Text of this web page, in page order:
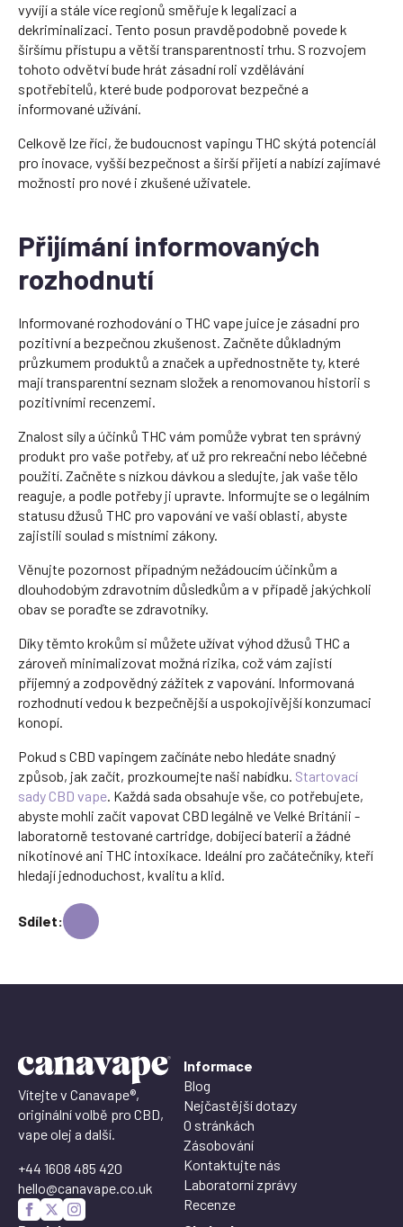
vyvíjí a stále více regionů směřuje k legalizaci a
dekriminalizaci. Tento posun pravděpodobně povede k
širšímu přístupu a větší transparentnosti trhu. S rozvojem
tohoto odvětví bude hrát zásadní roli vzdělávání
spotřebitelů, které bude podporovat bezpečné a
informované užívání.
Celkově lze říci, že budoucnost vapingu THC skýtá potenciál
pro inovace, vyšší bezpečnost a širší přijetí a nabízí zajímavé
možnosti pro nové i zkušené uživatele.
Přijímání informovaných
rozhodnutí
Informované rozhodování o THC vape juice je zásadní pro
pozitivní a bezpečnou zkušenost. Začněte důkladným
průzkumem produktů a značek a upřednostněte ty, které
mají transparentní seznam složek a renomovanou historii s
pozitivními recenzemi.
Znalost síly a účinků THC vám pomůže vybrat ten správný
produkt pro vaše potřeby, ať už pro rekreační nebo léčebné
použití. Začněte s nízkou dávkou a sledujte, jak vaše tělo
reaguje, a podle potřeby ji upravte. Informujte se o legálním
statusu džusů THC pro vapování ve vaší oblasti, abyste
zajistili soulad s místními zákony.
Věnujte pozornost případným nežádoucím účinkům a
dlouhodobým zdravotním důsledkům a v případě jakýchkoli
obav se poraďte se zdravotníky.
Díky těmto krokům si můžete užívat výhod džusů THC a
zároveň minimalizovat možná rizika, což vám zajistí
příjemný a zodpovědný zážitek z vapování. Informovaná
rozhodnutí vedou k bezpečnější a uspokojivější konzumaci
konopí.
Pokud s CBD vapingem začínáte nebo hledáte snadný
způsob, jak začít, prozkoumejte naši nabídku. Startovací
sady CBD vape. Každá sada obsahuje vše, co potřebujete,
abyste mohli začít vapovat CBD legálně ve Velké Británii -
laboratorně testované cartridge, dobíjecí baterii a žádné
nikotinové ani THC intoxikace. Ideální pro začátečníky, kteří
hledají jednoduchost, kvalitu a klid.
Sdílet:
Vítejte v Canavape®,
originální volbě pro CBD,
vape olej a další.
+44 1608 485 420
hello@canavape.co.uk
Informace
Blog
Nejčastější dotazy
O stránkách
Zásobování
Kontaktujte nás
Laboratorní zprávy
Recenze